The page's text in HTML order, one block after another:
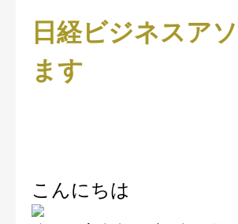
日経ビジネスア
ます
こんにちは